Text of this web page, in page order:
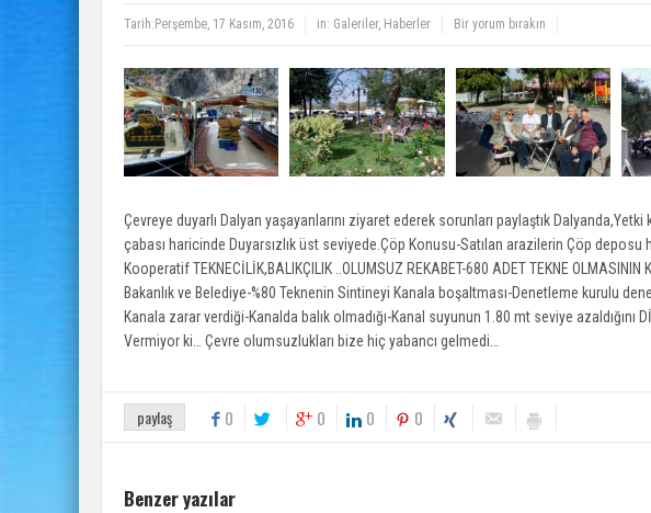
Tarih: Perşembe, 17 Kasım, 2016 in: Galeriler, Haberler Bir yorum bırakın
Çevreye duyarlı Dalyan yaşayanlarını ziyaret ederek sorunları paylaştık Dalyanda,Yetki
çabası haricinde Duyarsızlık üst seviyede.Çöp Konusu-Satılan arazilerin Çöp
Kooperatif TEKNECİLİK,BALIKÇILIK ..OLUMSUZ REKABET-680 ADET TEKNE
Bakanlık ve Belediye-%80 Teknenin Sintineyi Kanala boşaltması-Denetleme kurulu
Kanala zarar verdiği-Kanalda balık olmadığı-Kanal suyunun 1.80 mt seviye azaldığını
Vermiyor ki… Çevre olumsuzlukları bize hiç yabancı gelmedi…
paylaş 0 0 0 0
Benzer yazılar